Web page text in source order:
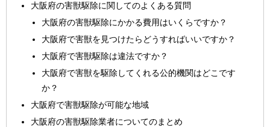
大阪府の害獣駆除に関してのよくある質問
大阪府の害獣駆除にかかる費用はいくらですか？
大阪府で害獣を見つけたらどうすればいいですか？
大阪府で害獣駆除は違法ですか？
大阪府で害獣を駆除してくれる公的機関はどこです
か？
大阪府で害獣駆除が可能な地域
大阪府の害獣駆除業者についてのまとめ